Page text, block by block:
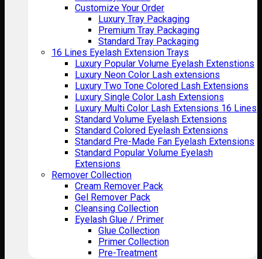
Customize Your Order
Luxury Tray Packaging
Premium Tray Packaging
Standard Tray Packaging
16 Lines Eyelash Extension Trays
Luxury Popular Volume Eyelash Extenstions
Luxury Neon Color Lash extensions
Luxury Two Tone Colored Lash Extensions
Luxury Single Color Lash Extensions
Luxury Multi Color Lash Extensions 16 Lines
Standard Volume Eyelash Extensions
Standard Colored Eyelash Extensions
Standard Pre-Made Fan Eyelash Extensions
Standard Popular Volume Eyelash
Extensions
Remover Collection
Cream Remover Pack
Gel Remover Pack
Cleansing Collection
Eyelash Glue / Primer
Glue Collection
Primer Collection
Pre-Treatment